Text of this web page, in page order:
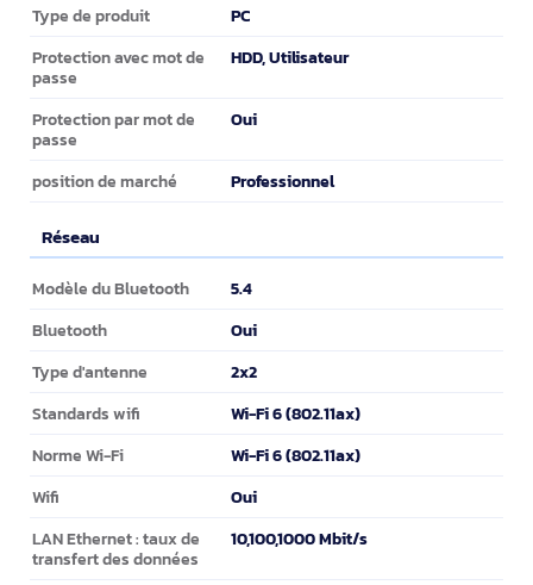
Type de produit PC
Protection avec mot de
passe
HDD, Utilisateur
Protection par mot de
passe
Oui
position de marché Professionnel
Réseau
Réseau
Modèle du Bluetooth 5.4
Bluetooth Oui
Type d'antenne 2x2
Standards wifi Wi-Fi 6 (802.11ax)
Norme Wi-Fi Wi-Fi 6 (802.11ax)
Wifi Oui
LAN Ethernet : taux de
transfert des données
10,100,1000 Mbit/s